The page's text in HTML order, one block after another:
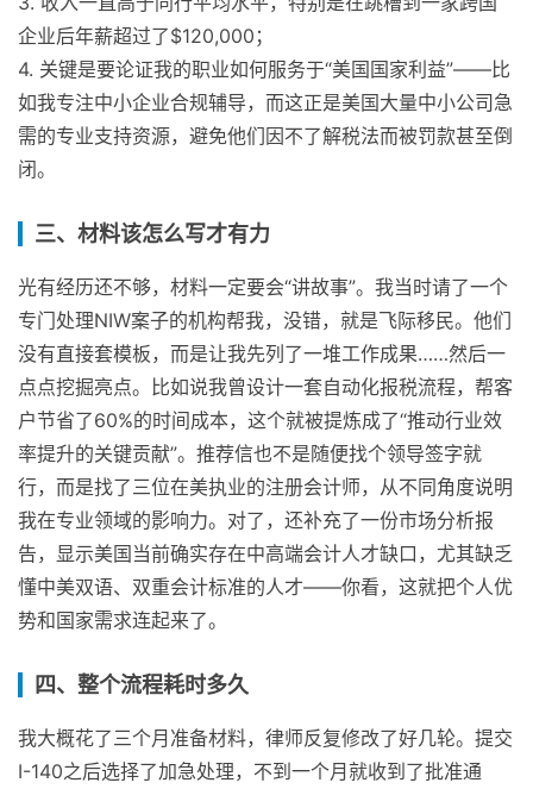
企业后年薪超过了$120,000；
4. 关键是要论证我的职业如何服务于“美国国家利益”——比
如我专注中小企业合规辅导，而这正是美国大量中小公司急
需的专业支持资源，避免他们因不了解税法而被罚款甚至倒
闭。
三、材料该怎么写才有力
光有经历还不够，材料一定要会“讲故事”。我当时请了一个
专门处理NIW案子的机构帮我，没错，就是飞际移民。他们
没有直接套模板，而是让我先列了一堆工作成果……然后一
点点挖掘亮点。比如说我曾设计一套自动化报税流程，帮客
户节省了60%的时间成本，这个就被提炼成了“推动行业效
率提升的关键贡献”。推荐信也不是随便找个领导签字就
行，而是找了三位在美执业的注册会计师，从不同角度说明
我在专业领域的影响力。对了，还补充了一份市场分析报
告，显示美国当前确实存在中高端会计人才缺口，尤其缺乏
懂中美双语、双重会计标准的人才——你看，这就把个人优
势和国家需求连起来了。
四、整个流程耗时多久
我大概花了三个月准备材料，律师反复修改了好几轮。提交
I-140之后选择了加急处理，不到一个月就收到了批准通